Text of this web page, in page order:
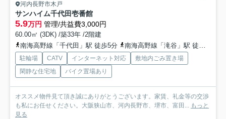
河内長野市木戸
サンハイム千代田壱番館
5.9万円 管理/共益費3,000円
60.00㎡ (3DK) /築33年 /2階建
南海高野線「千代田」駅 徒歩5分
南海高野線「滝谷」駅 徒歩19分
駐輪場 CATV インターネット対応
敷地内ごみ置き場
閑静な住宅地
バイク置場あり
オススメ物件見て頂き誠にありがとうございます。家賃、礼金等の交渉
も私にお任せください。大阪狭山市、河内長野市、堺市、富田... もっと
見る